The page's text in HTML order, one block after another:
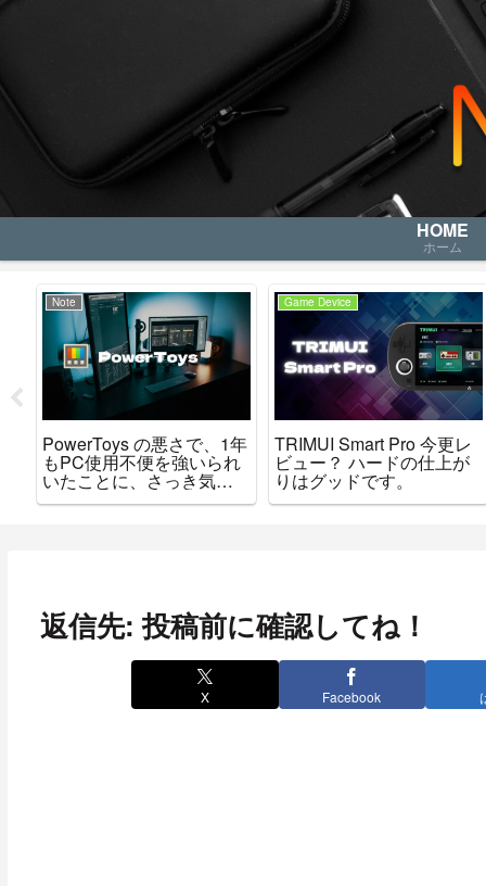
HOME
ホーム
Note
PowerToys の悪さで、1年
もPC使用不便を強いられ
いたことに、さっき気が
ついた。
Game Device
TRIMUI Smart Pro 今更レ
ビュー？ ハードの仕上が
りはグッドです。
返信先: 投稿前に確認してね！
X Facebook